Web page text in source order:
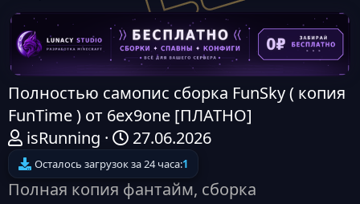
Полностью самопис сборка FunSky ( копия
FunTime ) от 6ex9one [ПЛАТНО]
А
в
т
isRunning
Д
а
т
27.06.2026
Осталось загрузок за 24 часа:1
Полная копия фантайм, сборка